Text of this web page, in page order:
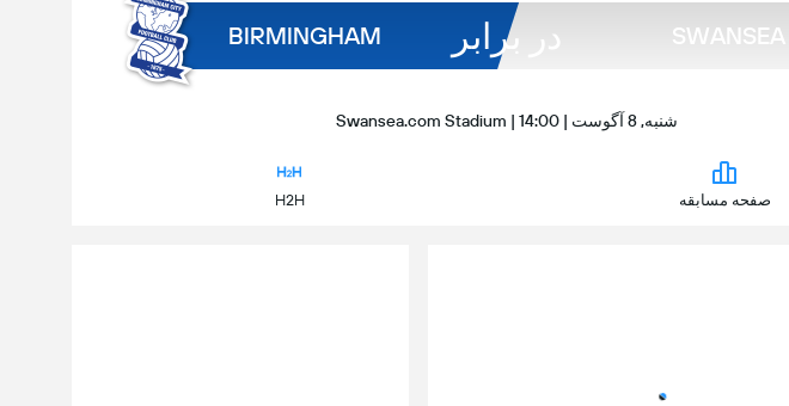
SWANSEA در برابر BIRMINGHAM
شنبه, 8 آگوست | 14:00 | Swansea.com Stadium
صفحه مسابقه H2H